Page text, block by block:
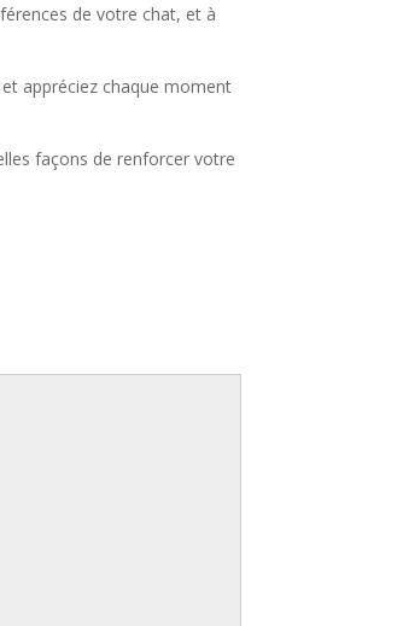
de votre chat, et à
appréciez chaque moment
façons de renforcer votre